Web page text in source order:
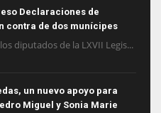
Declaraciones de
contra de dos munícipes
diputados de la LXVII Legis...
un nuevo apoyo para
Miguel y Sonia Marie